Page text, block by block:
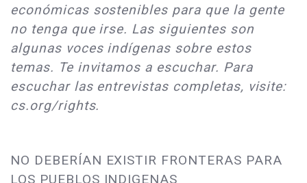
económicas sostenibles para que la gente
no tenga que irse. Las siguientes son
algunas voces indígenas sobre estos
temas. Te invitamos a escuchar. Para
escuchar las entrevistas completas, visite:
cs.org/rights.
NO DEBERÍAN EXISTIR FRONTERAS PARA
LOS PUEBLOS INDIGENAS